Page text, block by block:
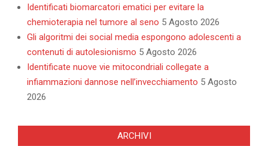
Identificati biomarcatori ematici per evitare la
chemioterapia nel tumore al seno 5 Agosto 2026
Gli algoritmi dei social media espongono adolescenti a
contenuti di autolesionismo 5 Agosto 2026
Identificate nuove vie mitocondriali collegate a
infiammazioni dannose nell’invecchiamento 5 Agosto
2026
ARCHIVI